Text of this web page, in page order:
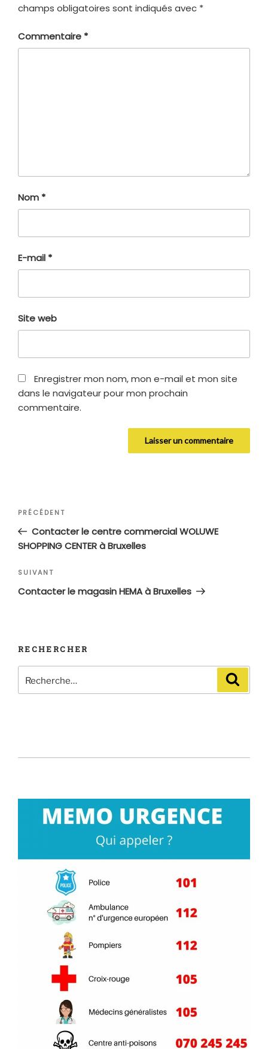
champs obligatoires sont indiqués avec *
Commentaire *
Nom *
E-mail *
Site web
Enregistrer mon nom, mon e-mail et mon site
dans le navigateur pour mon prochain
commentaire.
Navigation
l’article
Article
précédent
PRÉCÉDENT
Contacter le centre commercial WOLUWE
SHOPPING CENTER à Bruxelles
Article
suivant
SUIVANT
Contacter le magasin HEMA à Bruxelles
RECHERCHER
pour